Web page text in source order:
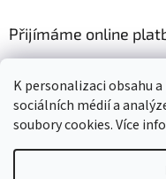
K personalizaci obsahu
sociálních médií a
soubory cookies. Více
Přijímáme online